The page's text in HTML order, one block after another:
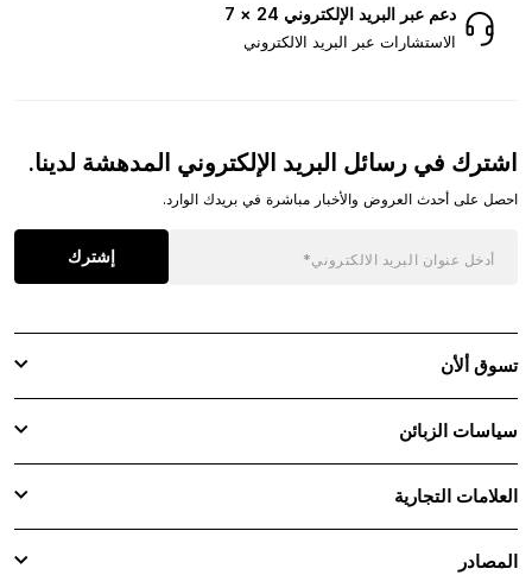
دعم عبر البريد الإلكتروني 24 × 7
الاستشارات عبر البريد الالكتروني
اشترك في رسائل البريد الإلكتروني المدهشة لدينا.
احصل على أحدث العروض والأخبار مباشرة في بريدك الوارد.
إشترك
تسوق ألأن
سياسات الزبائن
العلامات التجارية
المصادر